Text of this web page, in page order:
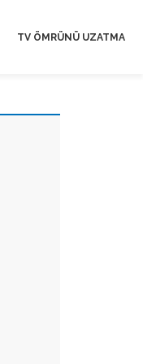
TV ÖMRÜNÜ UZATMA